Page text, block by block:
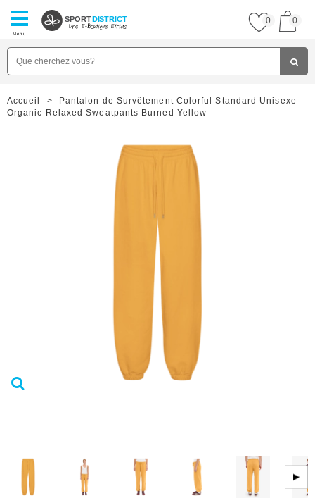
Menu
SPORTDISTRICT 0 0
Accueil >
Pantalon de Survêtement Colorful Standard Unisexe
Organic Relaxed Sweatpants Burned Yellow
▶